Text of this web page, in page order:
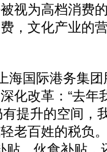
视为高档消费
，文化产业的
国际港务集团
化改革：“去年
提升的空间，
老百姓的税负